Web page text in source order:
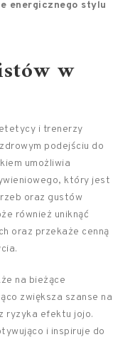
energicznego stylu
w
i trenerzy
podejściu do
umożliwia
który jest
oraz gustów
również uniknąć
oraz przekaże cenną
na bieżące
zwiększa szanse na
ryzyka efektu jojo.
i inspiruje do